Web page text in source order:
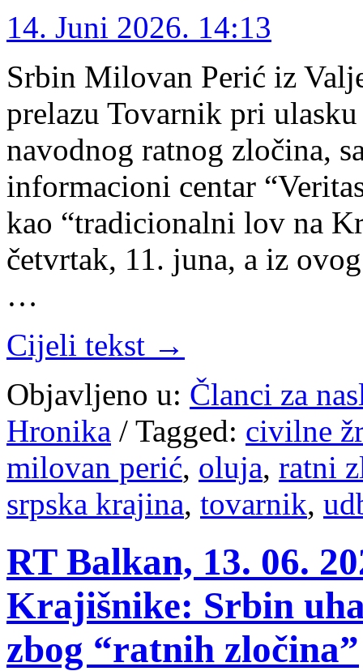
14. Juni 2026. 14:13
Srbin Milovan Perić iz
prelazu Tovarnik pri
navodnog ratnog zločina,
informacioni centar
kao “tradicionalni lov na
četvrtak, 11. juna, a iz
…
Cijeli tekst →
Objavljeno u: Članci za
Hronika / Tagged: civilne
milovan perić, oluja, ratni
srpska krajina, tovarnik,
RT Balkan, 13. 06.
Krajišnike: Srbin
zbog “ratnih zločina”